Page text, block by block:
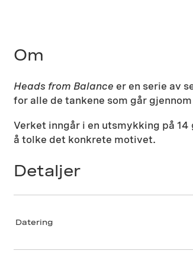
Om
Heads from Balance er en serie av
for alle de tankene som går
Verket inngår i en utsmykking på
å tolke det konkrete motivet.
Detaljer
Datering